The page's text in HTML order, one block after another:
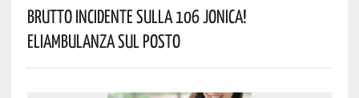
Brutto Incidente Sulla 106 Jonica!
Eliambulanza Sul Posto